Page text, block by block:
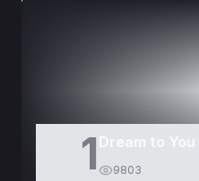
1 Dream to You
9803